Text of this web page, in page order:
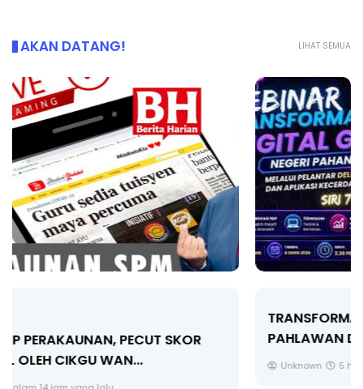
LIHAT SEMUA
AKAN DATANG!
PAHLAWAN DIGITAL PENYELAMAT DUNIA
Unknown 5 hari yang lalu